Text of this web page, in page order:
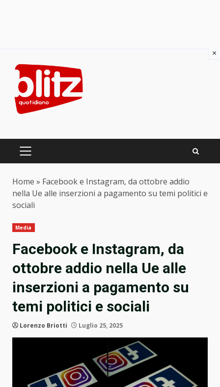
content
PRIMARY
Home » Facebook e Instagram, da ottobre addio
nella Ue alle inserzioni a pagamento su temi politici e
sociali
Media
Facebook e Instagram, da
ottobre addio nella Ue alle
inserzioni a pagamento su
temi politici e sociali
Lorenzo Briotti Luglio 25, 2025
×